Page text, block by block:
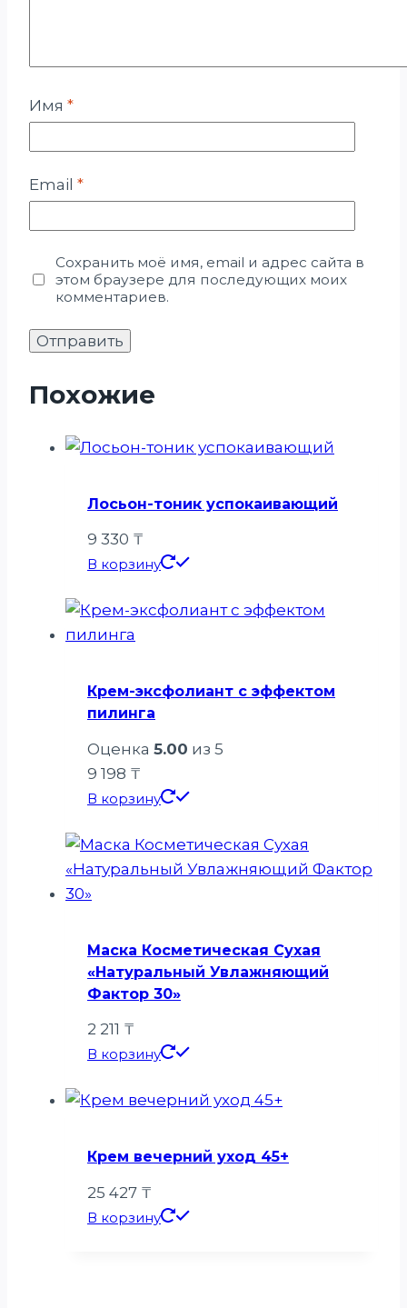
Имя *
Email *
Сохранить моё имя, email и адрес сайта в
этом браузере для последующих моих
комментариев.
Похожие
Лосьон-тоник успокаивающий
9 330 ₸
В корзину
Крем-эксфолиант с эффектом
пилинга
Оценка 5.00 из 5
9 198 ₸
В корзину
Маска Косметическая Сухая
«Натуральный Увлажняющий
Фактор 30»
2 211 ₸
В корзину
Крем вечерний уход 45+
25 427 ₸
В корзину